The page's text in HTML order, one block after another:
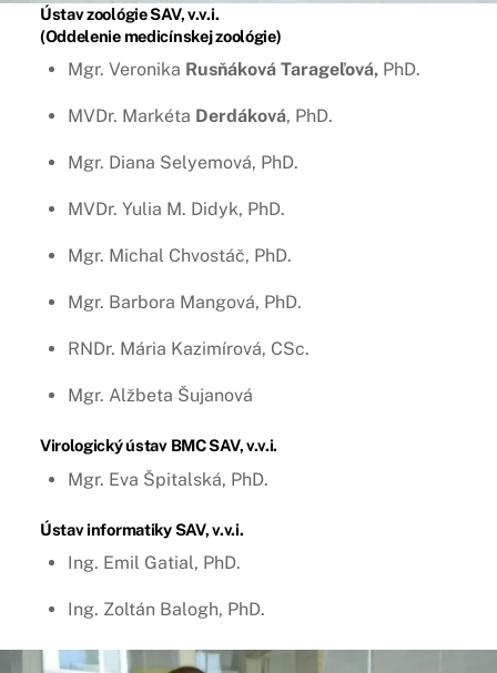
Ústav zoológie SAV, v.v.i.
(Oddelenie medicínskej zoológie)
Mgr. Veronika Rusňáková Tarageľová, PhD.
MVDr. Markéta Derdáková, PhD.
Mgr. Diana Selyemová, PhD.
MVDr. Yulia M. Didyk, PhD.
Mgr. Michal Chvostáč, PhD.
Mgr. Barbora Mangová, PhD.
RNDr. Mária Kazimírová, CSc.
Mgr. Alžbeta Šujanová
Virologický ústav BMC SAV, v.v.i.
Mgr. Eva Špitalská, PhD.
Ústav informatiky SAV, v.v.i.
Ing. Emil Gatial, PhD.
Ing. Zoltán Balogh, PhD.